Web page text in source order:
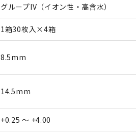
グループIV（イオン性・高含水）
1箱30枚入×4箱
8.5mm
14.5mm
+0.25 ～ +4.00